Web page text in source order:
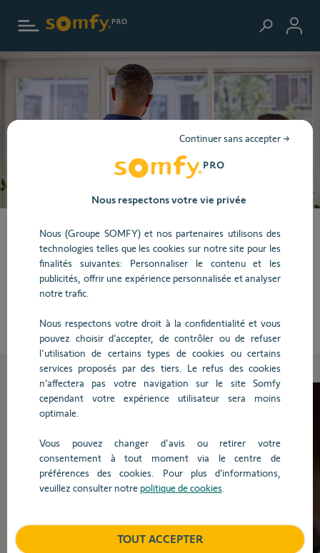
Intervention sur site
Vous avez besoin de l'intervention d'un technicien Somfy ?
Contactez-nous, nous serons heureux de vous aider, que ce
tertiaires.
Nous respectons votre vie privée
Nous (Groupe SOMFY) et nos partenaires utilisons des
technologies telles que les cookies sur notre site pour les
finalités suivantes: Personnaliser le contenu et les
publicités, offrir une expérience personnalisée et analyser
notre trafic.
Nous respectons votre droit à la confidentialité et vous
pouvez choisir d’accepter, de contrôler ou de refuser
l'utilisation de certains types de cookies ou certains
services proposés par des tiers. Le refus des cookies
n’affectera pas votre navigation sur le site Somfy
cependant votre expérience utilisateur sera moins
optimale.
Vous pouvez changer d'avis ou retirer votre
consentement à tout moment via le centre de
préférences des cookies. Pour plus d’informations,
veuillez consulter notre politique de cookies
Continuer sans accepter →
TOUT ACCEPTER